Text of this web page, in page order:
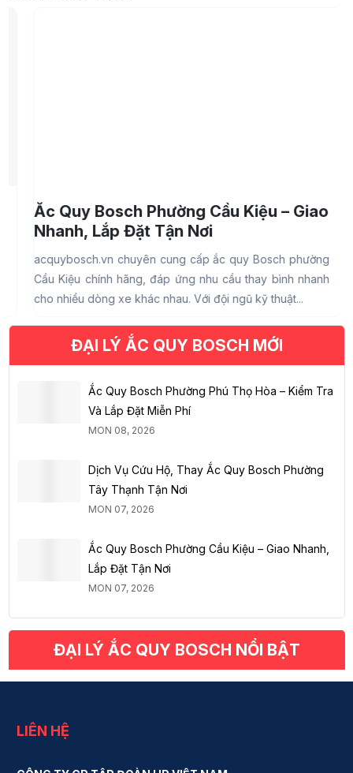
Ắc Quy Bosch Phường Cầu Kiệu – Giao
Nhanh, Lắp Đặt Tận Nơi
acquybosch.vn chuyên cung cấp ắc quy Bosch phường
Cầu Kiệu chính hãng, đáp ứng nhu cầu thay bình nhanh
cho nhiều dòng xe khác nhau. Với đội ngũ kỹ thuật...
ĐẠI LÝ ẮC QUY BOSCH MỚI
Ắc Quy Bosch Phường Phú Thọ Hòa – Kiểm Tra
Và Lắp Đặt Miễn Phí
MON 08, 2026
Dịch Vụ Cứu Hộ, Thay Ắc Quy Bosch Phường
Tây Thạnh Tận Nơi
MON 07, 2026
Ắc Quy Bosch Phường Cầu Kiệu – Giao Nhanh,
Lắp Đặt Tận Nơi
MON 07, 2026
ĐẠI LÝ ẮC QUY BOSCH NỔI BẬT
LIÊN HỆ